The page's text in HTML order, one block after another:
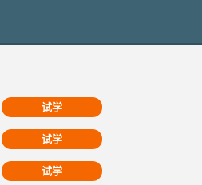
试学
试学
试学